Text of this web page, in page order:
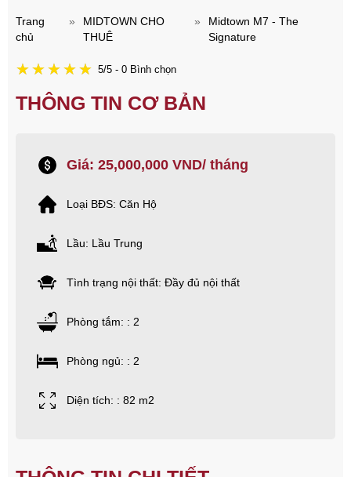
Trang
chủ
»
MIDTOWN CHO
THUÊ
»
Midtown M7 - The
Signature
5/5 - 0 Bình chọn
THÔNG TIN CƠ BẢN
Giá: 25,000,000 VND/ tháng
Loại BĐS: Căn Hộ
Lầu: Lầu Trung
Tình trạng nội thất: Đầy đủ nội thất
Phòng tắm: : 2
Phòng ngủ: : 2
Diện tích: : 82 m2